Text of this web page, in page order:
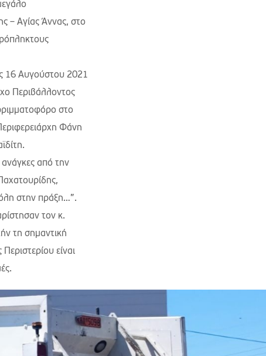
– Αγίας Άννας, στο
16 Αυγούστου 2021
Περιβάλλοντος
στο
Φάνη
από την
στην πράξη…”.
τον κ.
τη σημαντική
είναι